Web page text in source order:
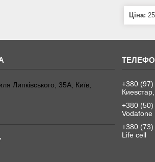
Ціна:
Липківського, 35А, Київ,
+380
+380
Vodafone
+380
Life cell